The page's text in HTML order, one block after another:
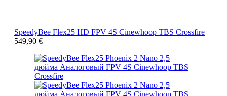
SpeedyBee Flex25 HD FPV 4S Cinewhoop TBS Crossfire
549,90 €